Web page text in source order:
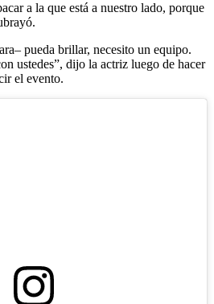
a la que está a nuestro lado, porque
pueda brillar, necesito un equipo.
ustedes”, dijo la actriz luego de hacer
el evento.